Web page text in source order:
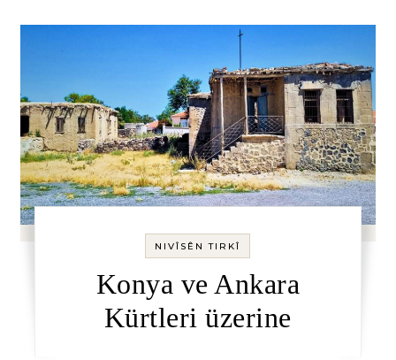
NIVÎSÊN TIRKÎ
Konya ve Ankara
Kürtleri üzerine